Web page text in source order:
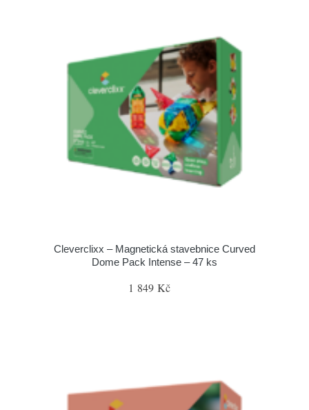
Cleverclixx – Magnetická stavebnice Curved
Dome Pack Intense – 47 ks
1 849 Kč